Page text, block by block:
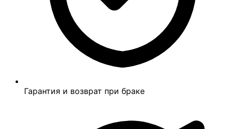
Гарантия и возврат при браке